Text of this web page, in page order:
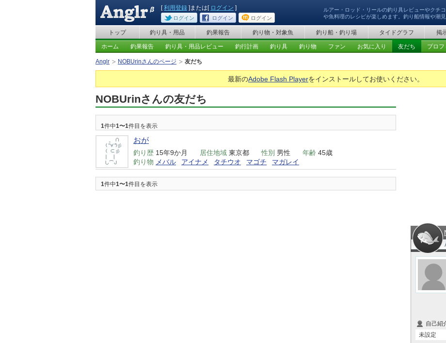
ルアー・ロッド・リールの釣り具レビューやクチ
や魚料理のレシピが楽しめます。釣り船情報や潮
[利用登録 ]または[ ログイン ]
ログイン ログイン ログイン
トップ 釣り具・用品 釣果報告 釣り物・対象魚 釣り船・釣り場 タイドグラフ 掲
ホーム 釣果報告 釣り具・用品レビュー 釣行計画 釣り具 釣り物 ファン お気に入り 友だち プロ
Anglr NOBUrinさんのページ 友だち
最新のAdobe Flash Playerをインストールしてお使いください。
NOBUrinさんの友だち
1件中1〜1件目を表示
おが
釣り歴 15年9か月 居住地域 東京都 性別 男性 年齢 45歳
釣り物 メバル アイナメ タチウオ マゴチ マガレイ
1件中1〜1件目を表示
自己紹
未設定